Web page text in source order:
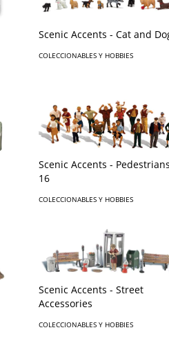
Scenic Accents - Cat and
COLECCIONABLES Y HOBBIES
Scenic Accents - Pedestrians
16
COLECCIONABLES Y HOBBIES
Scenic Accents - Street
Accessories
COLECCIONABLES Y HOBBIES